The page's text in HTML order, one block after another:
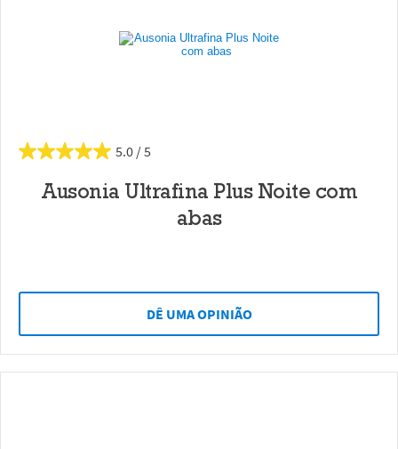
5.0
Ausonia Ultrafina Plus Noite com
abas
DÊ UMA OPINIÃO